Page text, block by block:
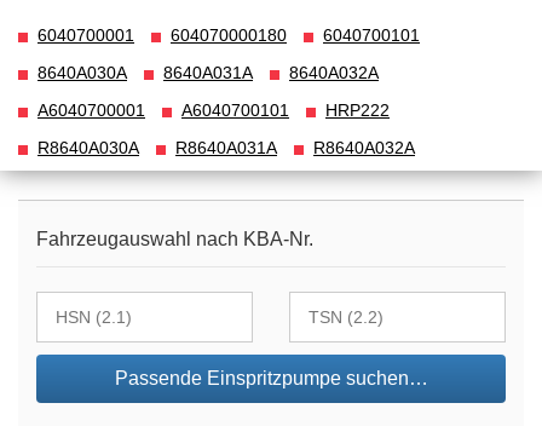
6040700001 604070000180
6040700101
8640A030A
8640A031A
8640A032A
A6040700001
A6040700101
HRP222
R8640A030A
R8640A031A R8640A032A
Fahrzeugauswahl nach KBA-Nr.
Passende Einspritzpumpe suchen…